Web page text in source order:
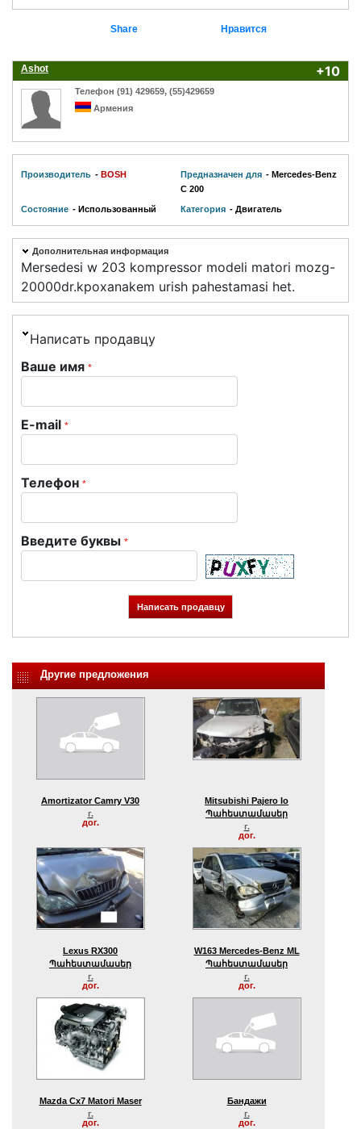
Share Нравится
Ashot +10
Телефон (91) 429659, (55)429659
Армения
Производитель - BOSH Предназначен для - Mercedes-Benz
C 200
Состояние - Использованный Категория - Двигатель
Дополнительная информация
Mersedesi w 203 kompressor modeli matori mozg-
20000dr.kpoxanakem urish pahestamasi het.
Написать продавцу
Ваше имя *
E-mail *
Телефон *
Введите буквы *
Другие предложения
Amortizator Camry V30
г.
дог.
Mitsubishi Pajero Io
Պահեստամասեր
г.
дог.
Lexus RX300
Պահեստամասեր
г.
дог.
W163 Mercedes-Benz ML
Պահեստամասեր
г.
дог.
Mazda Cx7 Matori Maser
г.
дог.
Бандажи
г.
дог.